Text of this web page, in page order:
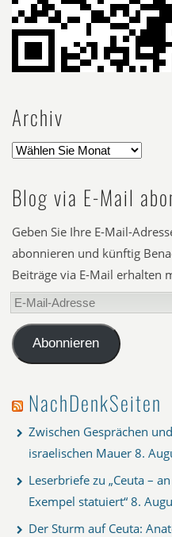
Archiv
Blog via E-Mail
Geben Sie Ihre E-Mail-
abonnieren und künftig
Beiträge via E-Mail erhalten
E-
Mail-
AdresseAbonnieren
NachDenkSeiten
Zwischen Gesprächen
israelischen Mauer 8.
Leserbriefe zu „Ceuta –
Exempel statuiert“ 8.
Der Sturm auf Ceuta: